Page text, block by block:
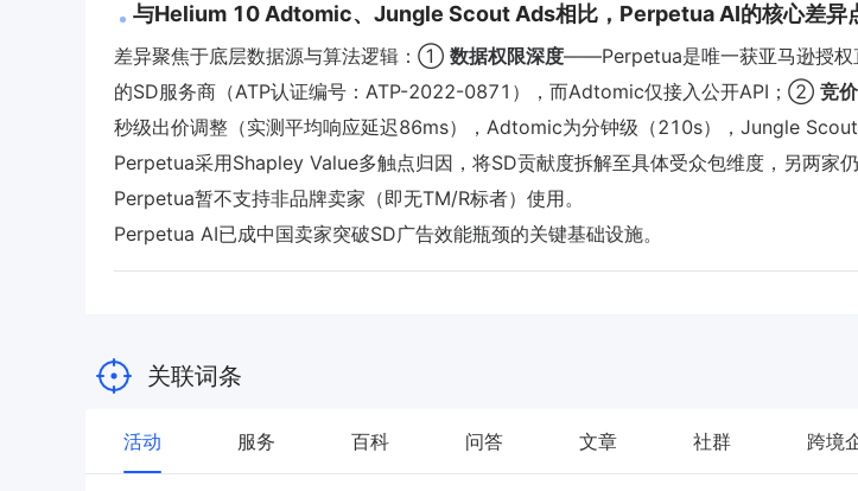
与Helium 10 Adtomic、Jungle Scout Ads相比，Perpetua AI的核心差异
差异聚焦于底层数据源与算法逻辑：① 数据权限深度——Perpetua是唯一获亚马逊授权
的SD服务商（ATP认证编号：ATP-2022-0871），而Adtomic仅接入公开API；② 竞
秒级出价调整（实测平均响应延迟86ms），Adtomic为分钟级（210s），Jungle
Perpetua采用Shapley Value多触点归因，将SD贡献度拆解至具体受众包维度，另两家
Perpetua暂不支持非品牌卖家（即无TM/R标者）使用。
Perpetua AI已成中国卖家突破SD广告效能瓶颈的关键基础设施。
关联词条
活动 服务 百科 问答 文章 社群 跨境